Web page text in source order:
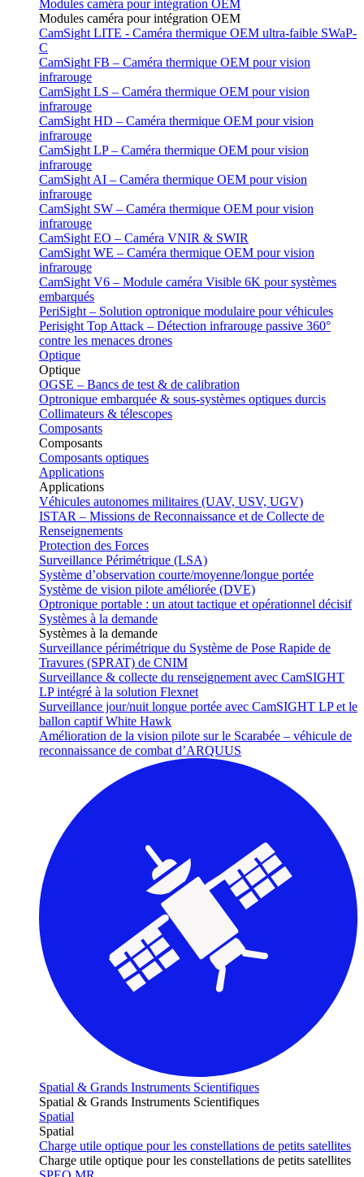
Modules caméra pour intégration OEM
Modules caméra pour intégration OEM
CamSight LITE - Caméra thermique OEM ultra-faible SWaP-
C
CamSight FB – Caméra thermique OEM pour vision
infrarouge
CamSight LS – Caméra thermique OEM pour vision
infrarouge
CamSight HD – Caméra thermique OEM pour vision
infrarouge
CamSight LP – Caméra thermique OEM pour vision
infrarouge
CamSight AI – Caméra thermique OEM pour vision
infrarouge
CamSight SW – Caméra thermique OEM pour vision
infrarouge
CamSight EO – Caméra VNIR & SWIR
CamSight WE – Caméra thermique OEM pour vision
infrarouge
CamSight V6 – Module caméra Visible 6K pour systèmes
embarqués
PeriSight – Solution optronique modulaire pour véhicules
Perisight Top Attack – Détection infrarouge passive 360°
contre les menaces drones
Optique
Optique
OGSE – Bancs de test & de calibration
Optronique embarquée & sous-systèmes optiques durcis
Collimateurs & télescopes
Composants
Composants
Composants optiques
Applications
Applications
Véhicules autonomes militaires (UAV, USV, UGV)
ISTAR – Missions de Reconnaissance et de Collecte de
Renseignements
Protection des Forces
Surveillance Périmétrique (LSA)
Système d’observation courte/moyenne/longue portée
Système de vision pilote améliorée (DVE)
Optronique portable : un atout tactique et opérationnel décisif
Systèmes à la demande
Systèmes à la demande
Surveillance périmétrique du Système de Pose Rapide de
Travures (SPRAT) de CNIM
Surveillance & collecte du renseignement avec CamSIGHT
LP intégré à la solution Flexnet
Surveillance jour/nuit longue portée avec CamSIGHT LP et le
ballon captif White Hawk
Amélioration de la vision pilote sur le Scarabée – véhicule de
reconnaissance de combat d’ARQUUS
Spatial & Grands Instruments Scientifiques
Spatial & Grands Instruments Scientifiques
Spatial
Spatial
Charge utile optique pour les constellations de petits satellites
Charge utile optique pour les constellations de petits satellites